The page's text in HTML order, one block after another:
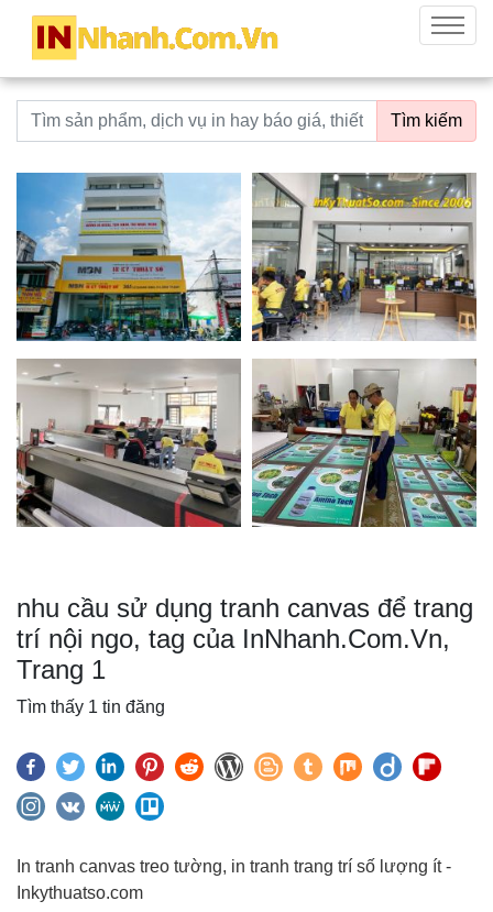
innhanh.com.vn
Menu
Từ khoá tìm kiếm Tìm kiếm
nhu cầu sử dụng tranh canvas để trang
trí nội ngo, tag của InNhanh.Com.Vn,
Trang 1
Tìm thấy 1 tin đăng
In tranh canvas treo tường, in tranh trang trí số lượng ít -
Inkythuatso.com